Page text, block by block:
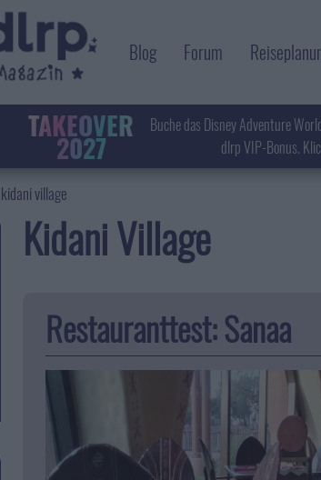
Blog Forum
TAKEOVER
2027
Buche das Disney Adventure
dlrp VIP-Bonus.
kidani village
Kidani Village
Restauranttest: Sanaa